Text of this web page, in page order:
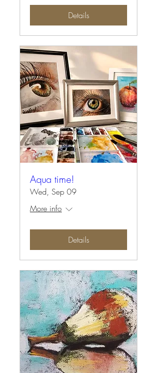
Details
Aqua time!
Wed, Sep 09
More info
Details